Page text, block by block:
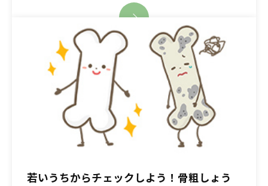
若いうちからチェックしよう！骨粗しょう